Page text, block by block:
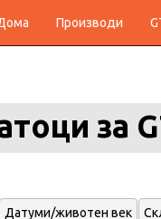
Производи
за
Датуми/животен век